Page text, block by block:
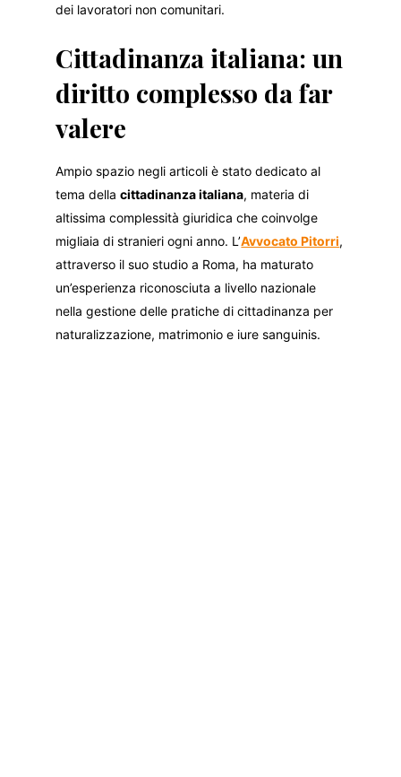
dei lavoratori non comunitari.
Cittadinanza italiana: un
diritto complesso da far
valere
Ampio spazio negli articoli è stato dedicato al
tema dellacittadinanza italiana, materia di
altissima complessità giuridica che coinvolge
migliaia di stranieri ogni anno. L’Avvocato Pitorri,
attraverso il suo studio a Roma, ha maturato
un’esperienza riconosciuta a livello nazionale
nella gestione delle pratiche di cittadinanza per
naturalizzazione, matrimonio e iure sanguinis.